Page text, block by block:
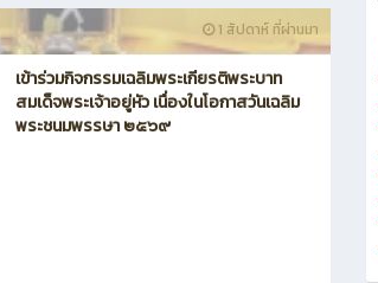
1 สัปดาห์ ที่ผ่านมา
เข้าร่วมกิจกรรมเฉลิมพระเกียรติพระบาท
สมเด็จพระเจ้าอยู่หัว เนื่องในโอกาสวันเฉลิม
พระชนมพรรษา ๒๕๖๙